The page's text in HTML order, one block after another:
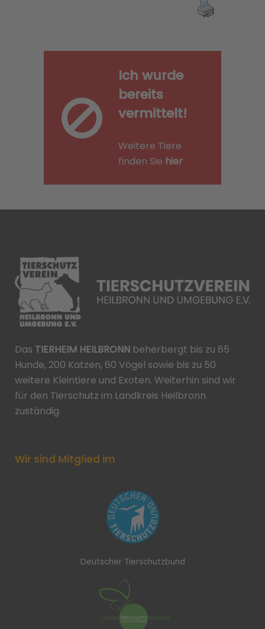
Ich wurde
bereits
vermittelt!
Weitere Tiere
finden Sie hier
Das TIERHEIM HEILBRONN beherbergt bis zu 65
Hunde, 200 Katzen, 60 Vögel sowie bis zu 50
weitere Kleintiere und Exoten. Weiterhin sind wir
für den Tierschutz im Landkreis Heilbronn
zuständig.
Wir sind Mitglied im
Deutscher Tierschutzbund